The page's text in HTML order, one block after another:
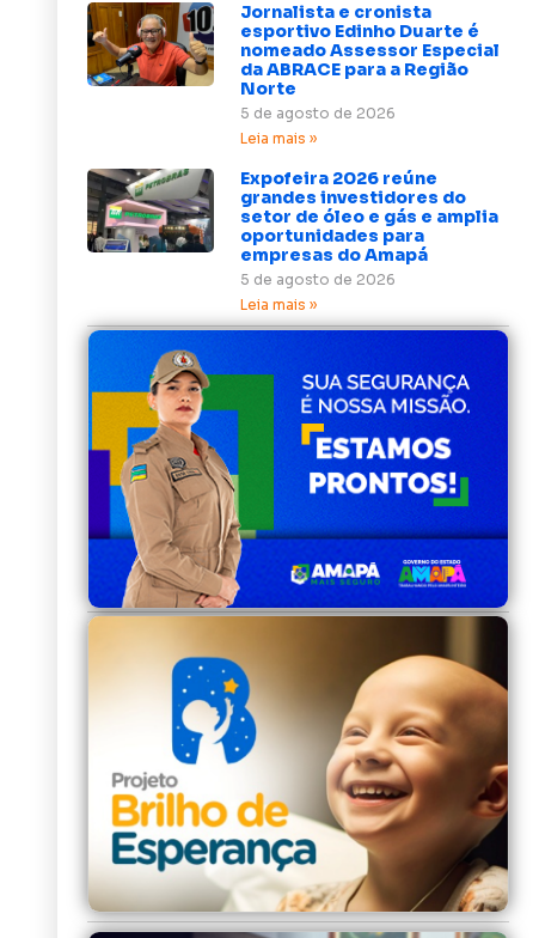
Jornalista e cronista
esportivo Edinho Duarte é
nomeado Assessor Especial
da ABRACE para a Região
Norte
5 de agosto de 2026
Leia mais »
Expofeira 2026 reúne
grandes investidores do
setor de óleo e gás e amplia
oportunidades para
empresas do Amapá
5 de agosto de 2026
Leia mais »